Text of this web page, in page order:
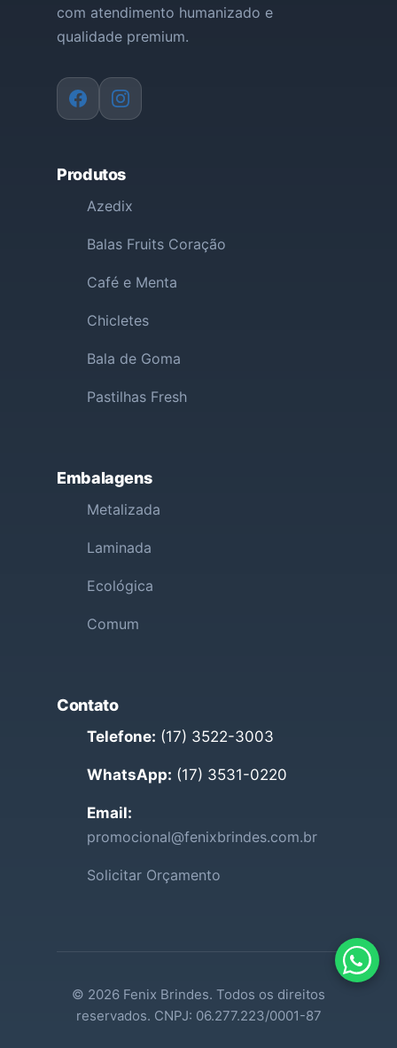
com atendimento humanizado e
qualidade premium.
Produtos
Azedix
Balas Fruits Coração
Café e Menta
Chicletes
Bala de Goma
Pastilhas Fresh
Embalagens
Metalizada
Laminada
Ecológica
Comum
Contato
Telefone: (17) 3522-3003
WhatsApp: (17) 3531-0220
Email:
promocional@fenixbrindes.com.br
Solicitar Orçamento
© 2026 Fenix Brindes. Todos os direitos
reservados. CNPJ: 06.277.223/0001-87